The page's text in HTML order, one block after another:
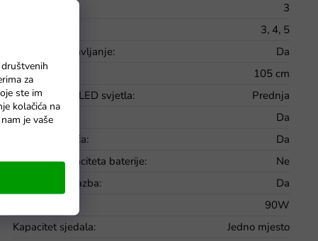
za
ste im
kolačića na
je vaše
3
3, 4, 5
Daljinsko upravljanje:
Da
Dužina:
105 cm
Funkcionalna LED svjetla:
Prednja
Glatki start
Da
Glazbena ploča:
Da
Indikator kapaciteta baterije:
Ne
Integrirana glazba:
Da
90W
Kapacitet sjedala:
Jedno mjesto